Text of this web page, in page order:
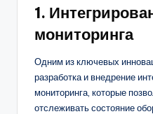
1.
мониторинга
Одним из ключевых
разработка и внедрение
мониторинга, которые
отслеживать состояние